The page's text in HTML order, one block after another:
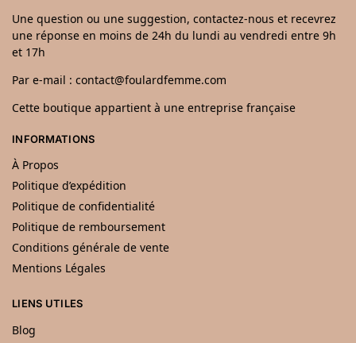
Une question ou une suggestion, contactez-nous et recevrez
une réponse en moins de 24h du lundi au vendredi entre 9h
et 17h
Par e-mail : contact@foulardfemme.com
Cette boutique appartient à une entreprise française
INFORMATIONS
À Propos
Politique d’expédition
Politique de confidentialité
Politique de remboursement
Conditions générale de vente
Mentions Légales
LIENS UTILES
Blog